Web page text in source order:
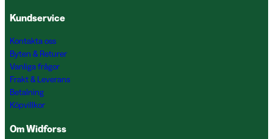
Kundservice
Kontakta oss
Byten & Returer
Vanliga frågor
Frakt & Leverans
Betalning
Köpvillkor
Om Widforss